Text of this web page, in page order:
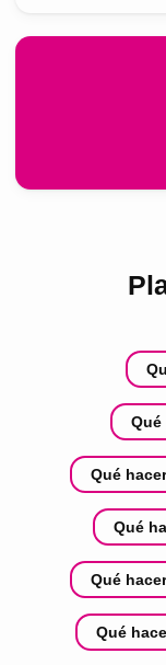
Qué
Qué
Qué
Qué
Qué